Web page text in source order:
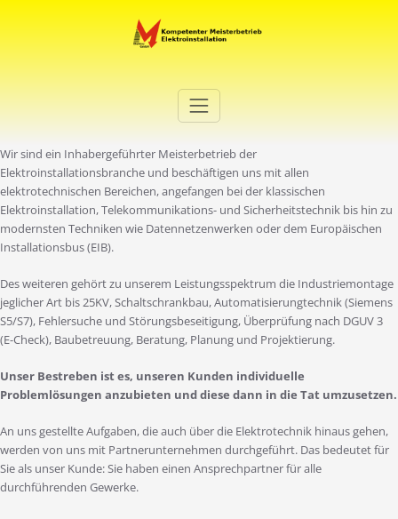
Elektro Martini
Wir sind ein Inhabergeführter Meisterbetrieb der
Elektroinstallationsbranche und beschäftigen uns mit allen
elektrotechnischen Bereichen, angefangen bei der klassischen
Elektroinstallation, Telekommunikations- und Sicherheitstechnik bis hin zu
modernsten Techniken wie Datennetzenwerken oder dem Europäischen
Installationsbus (EIB).
Des weiteren gehört zu unserem Leistungsspektrum die Industriemontage
jeglicher Art bis 25KV, Schaltschrankbau, Automatisierungtechnik (Siemens
S5/S7), Fehlersuche und Störungsbeseitigung, Überprüfung nach DGUV 3
(E-Check), Baubetreuung, Beratung, Planung und Projektierung.
Unser Bestreben ist es, unseren Kunden individuelle
Problemlösungen anzubieten und diese dann in die Tat umzusetzen.
An uns gestellte Aufgaben, die auch über die Elektrotechnik hinaus gehen,
werden von uns mit Partnerunternehmen durchgeführt. Das bedeutet für
Sie als unser Kunde: Sie haben einen Ansprechpartner für alle
durchführenden Gewerke.